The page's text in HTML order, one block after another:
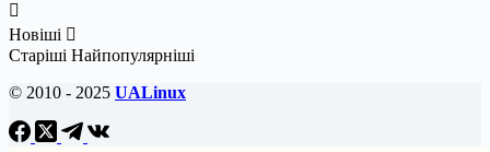
Новіші
Старіші Найпопулярніші
© 2010 - 2025 UALinux